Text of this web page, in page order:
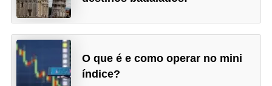
O que é e como operar no mini
índice?